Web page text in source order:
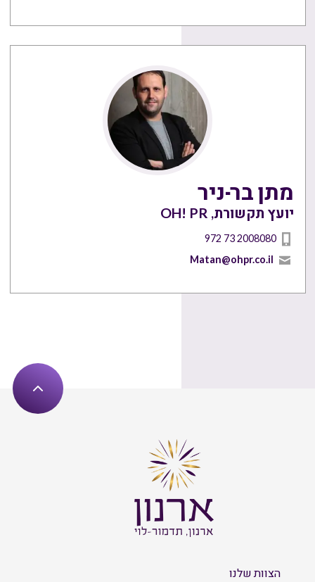
מתן בר-ניר
יועץ תקשורת, OH! PR
972 73 2008080
Matan@ohpr.co.il
הצוות שלנו